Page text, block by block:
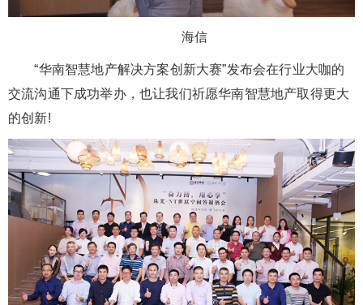
海信
“华南智慧地产解决方案创新大赛”发布会在行业大咖的
交流沟通下成功举办，也让我们祈愿华南智慧地产取得更大
的创新!